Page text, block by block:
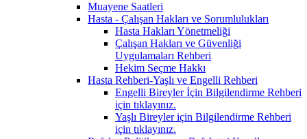
Muayene Saatleri
Hasta - Çalışan Hakları ve Sorumlulukları
Hasta Hakları Yönetmeliği
Çalışan Hakları ve Güvenliği
Uygulamaları Rehberi
Hekim Seçme Hakkı
Hasta Rehberi-Yaşlı ve Engelli Rehberi
Engelli Bireyler İçin Bilgilendirme Rehberi
için tıklayınız.
Yaşlı Bireyler için Bilgilendirme Rehberi
için tıklayınız.